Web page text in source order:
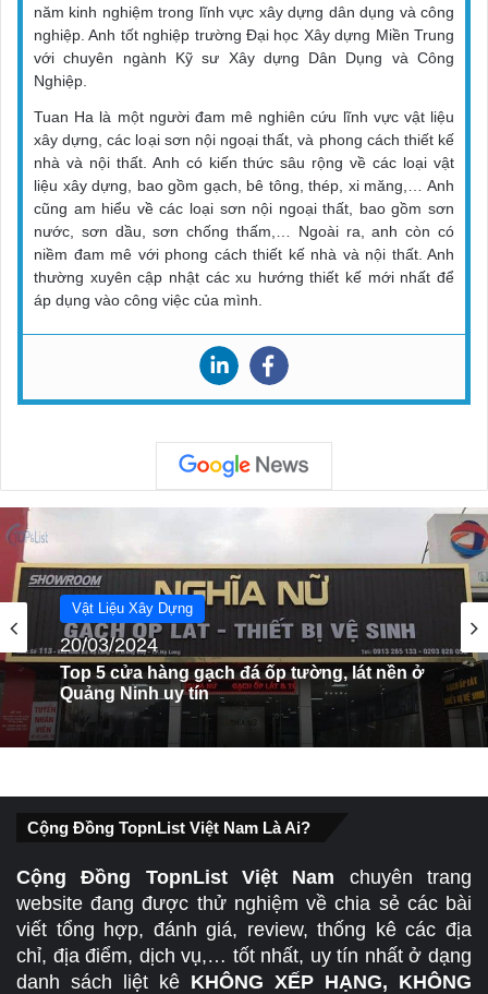
năm kinh nghiệm trong lĩnh vực xây dựng dân dụng và công
nghiệp. Anh tốt nghiệp trường Đại học Xây dựng Miền Trung
với chuyên ngành Kỹ sư Xây dựng Dân Dụng và Công
Nghiệp.
Tuan Ha là một người đam mê nghiên cứu lĩnh vực vật liệu
xây dựng, các loại sơn nội ngoại thất, và phong cách thiết kế
nhà và nội thất. Anh có kiến thức sâu rộng về các loại vật
liệu xây dựng, bao gồm gạch, bê tông, thép, xi măng,… Anh
cũng am hiểu về các loại sơn nội ngoại thất, bao gồm sơn
nước, sơn dầu, sơn chống thấm,… Ngoài ra, anh còn có
niềm đam mê với phong cách thiết kế nhà và nội thất. Anh
thường xuyên cập nhật các xu hướng thiết kế mới nhất để
áp dụng vào công việc của mình.
Vật Liệu Xây Dựng
20/03/2024
Top 5 cửa hàng gạch đá ốp tường, lát nền ở
Quảng Ninh uy tín
Vật Liệu Xây Dựng
04/07/2024
Top 5 Cửa Hàng Tấm Thạch Cao, La Phông
Trần Nhựa Đồng Nai Uy Tín
Cộng Đồng TopnList Việt Nam Là Ai?
Cộng Đồng TopnList Việt Nam chuyên trang
website đang được thử nghiệm về chia sẻ các bài
viết tổng hợp, đánh giá, review, thống kê các địa
chỉ, địa điểm, dịch vụ,… tốt nhất, uy tín nhất ở dạng
danh sách liệt kê KHÔNG XẾP HẠNG, KHÔNG